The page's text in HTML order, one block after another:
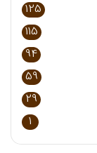
125
115
94
59
29
1